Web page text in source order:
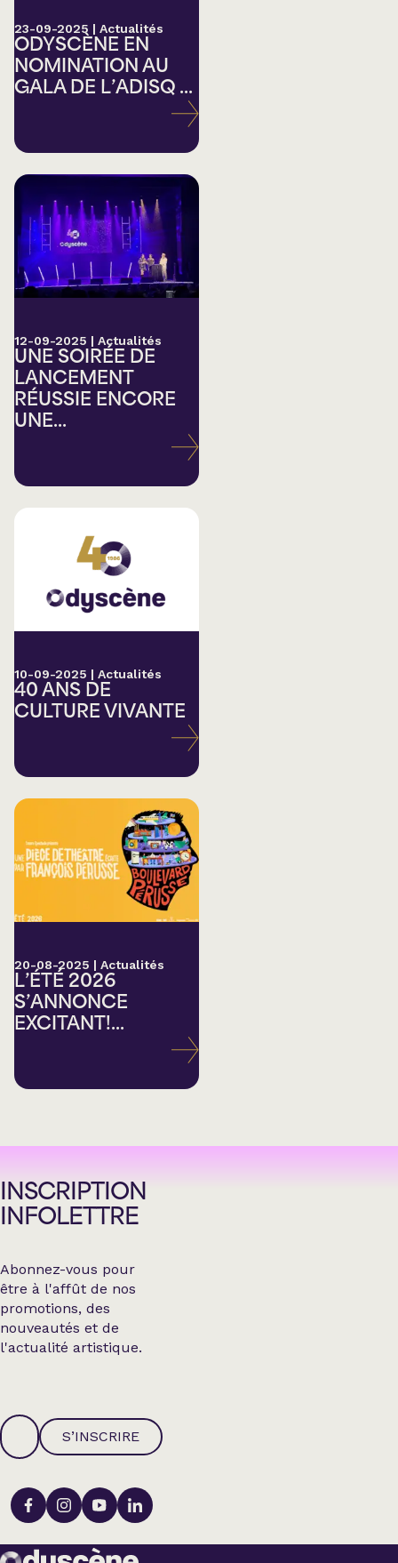
23-09-2025 | Actualités
ODYSCÈNE EN
NOMINATION AU
GALA DE L’ADISQ ...
12-09-2025 | Actualités
UNE SOIRÉE DE
LANCEMENT
RÉUSSIE ENCORE
UNE...
10-09-2025 | Actualités
40 ANS DE
CULTURE VIVANTE
20-08-2025 | Actualités
L’ÉTÉ 2026
S’ANNONCE
EXCITANT!...
INSCRIPTION
INFOLETTRE
Abonnez-vous pour
être à l'affût de nos
promotions, des
nouveautés et de
l'actualité artistique.
S’INSCRIRE